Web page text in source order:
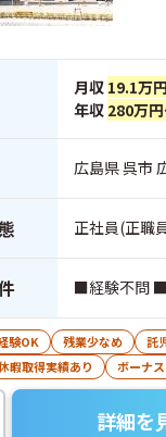
月収 19.1万
年収 280万
広島県 呉市
正社員(正職
■経験不問
験OK 残業少なめ 託
暇取得実績あり
ボーナ
詳細を